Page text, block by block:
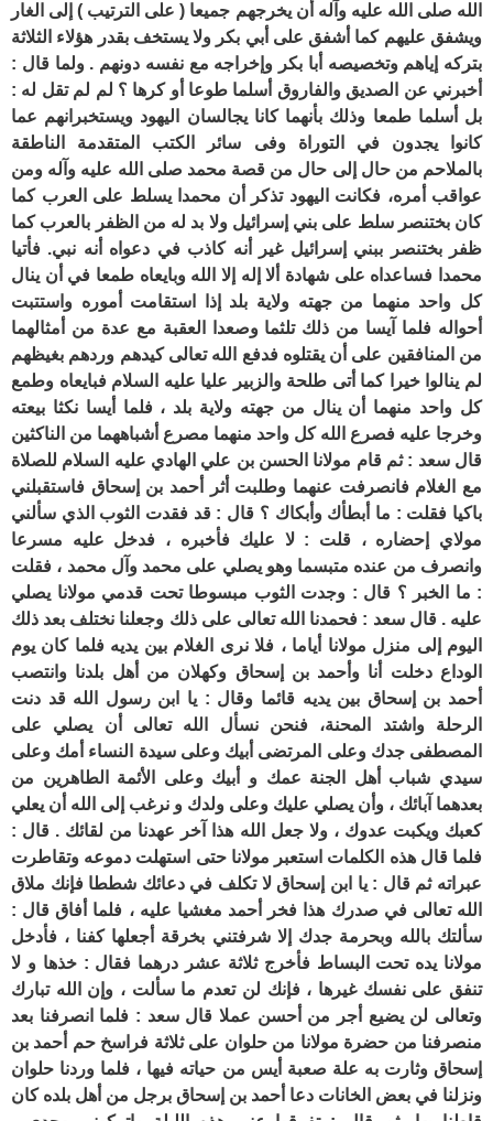
الله صلى الله عليه وآله أن يخرجهم جميعا ( على الترتيب ) إلى الغار
ويشفق عليهم كما أشفق على أبي بكر ولا يستخف بقدر هؤلاء الثلاثة
بتركه إياهم وتخصيصه أبا بكر وإخراجه مع نفسه دونهم . ولما قال :
أخبرني عن الصديق والفاروق أسلما طوعا أو كرها ؟ لم لم تقل له :
بل أسلما طمعا وذلك بأنهما كانا يجالسان اليهود ويستخبرانهم عما
كانوا يجدون في التوراة وفى سائر الكتب المتقدمة الناطقة
بالملاحم من حال إلى حال من قصة محمد صلى الله عليه وآله ومن
عواقب أمره، فكانت اليهود تذكر أن محمدا يسلط على العرب كما
كان بختنصر سلط على بني إسرائيل ولا بد له من الظفر بالعرب كما
ظفر بختنصر ببني إسرائيل غير أنه كاذب في دعواه أنه نبي. فأتيا
محمدا فساعداه على شهادة ألا إله إلا الله وبايعاه طمعا في أن ينال
كل واحد منهما من جهته ولاية بلد إذا استقامت أموره واستتبت
أحواله فلما آيسا من ذلك تلثما وصعدا العقبة مع عدة من أمثالهما
من المنافقين على أن يقتلوه فدفع الله تعالى كيدهم وردهم بغيظهم
لم ينالوا خيرا كما أتى طلحة والزبير عليا عليه السلام فبايعاه وطمع
كل واحد منهما أن ينال من جهته ولاية بلد ، فلما أيسا نكثا بيعته
وخرجا عليه فصرع الله كل واحد منهما مصرع أشباههما من الناكثين
قال سعد : ثم قام مولانا الحسن بن علي الهادي عليه السلام للصلاة
مع الغلام فانصرفت عنهما وطلبت أثر أحمد بن إسحاق فاستقبلني
باكيا فقلت : ما أبطأك وأبكاك ؟ قال : قد فقدت الثوب الذي سألني
مولاي إحضاره ، قلت : لا عليك فأخبره ، فدخل عليه مسرعا
وانصرف من عنده متبسما وهو يصلي على محمد وآل محمد ، فقلت
: ما الخبر ؟ قال : وجدت الثوب مبسوطا تحت قدمي مولانا يصلي
عليه . قال سعد : فحمدنا الله تعالى على ذلك وجعلنا نختلف بعد ذلك
اليوم إلى منزل مولانا أياما ، فلا نرى الغلام بين يديه فلما كان يوم
الوداع دخلت أنا وأحمد بن إسحاق وكهلان من أهل بلدنا وانتصب
أحمد بن إسحاق بين يديه قائما وقال : يا ابن رسول الله قد دنت
الرحلة واشتد المحنة، فنحن نسأل الله تعالى أن يصلي على
المصطفى جدك وعلى المرتضى أبيك وعلى سيدة النساء أمك وعلى
سيدي شباب أهل الجنة عمك و أبيك وعلى الأئمة الطاهرين من
بعدهما آبائك ، وأن يصلي عليك وعلى ولدك و نرغب إلى الله أن يعلي
كعبك ويكبت عدوك ، ولا جعل الله هذا آخر عهدنا من لقائك . قال :
فلما قال هذه الكلمات استعبر مولانا حتى استهلت دموعه وتقاطرت
عبراته ثم قال : يا ابن إسحاق لا تكلف في دعائك شططا فإنك ملاق
الله تعالى في صدرك هذا فخر أحمد مغشيا عليه ، فلما أفاق قال :
سألتك بالله وبحرمة جدك إلا شرفتني بخرقة أجعلها كفنا ، فأدخل
مولانا يده تحت البساط فأخرج ثلاثة عشر درهما فقال : خذها و لا
تنفق على نفسك غيرها ، فإنك لن تعدم ما سألت ، وإن الله تبارك
وتعالى لن يضيع أجر من أحسن عملا قال سعد : فلما انصرفنا بعد
منصرفنا من حضرة مولانا من حلوان على ثلاثة فراسخ حم أحمد بن
إسحاق وثارت به علة صعبة أيس من حياته فيها ، فلما وردنا حلوان
ونزلنا في بعض الخانات دعا أحمد بن إسحاق برجل من أهل بلده كان